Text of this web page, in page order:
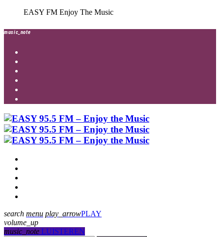
EASY FM Enjoy The Music
music_note
search menu play_arrowPLAY
volume_up
music_note LUISTEREN